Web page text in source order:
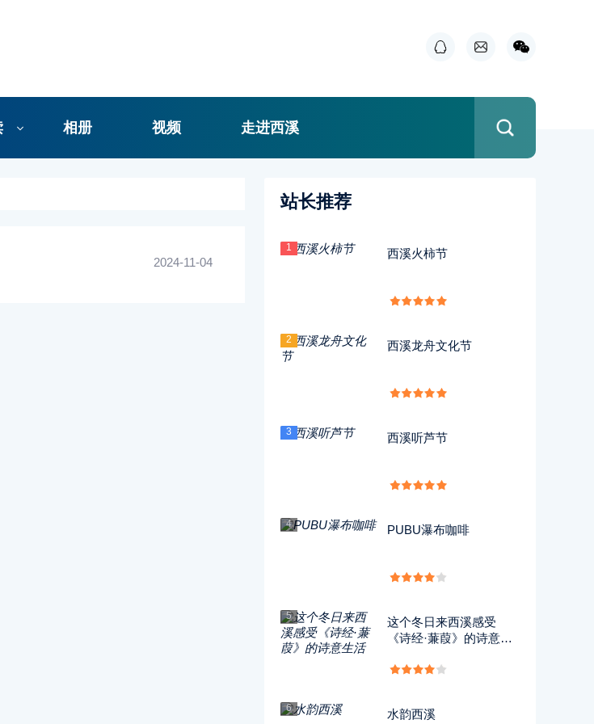
相册 视频 走进西溪
2024-11-04
站长推荐
1 西溪火柿节
2 西溪龙舟文化节
3 西溪听芦节
4 PUBU瀑布咖啡
5
这个冬日来西溪感受
《诗经·蒹葭》的诗意生
6 水韵西溪